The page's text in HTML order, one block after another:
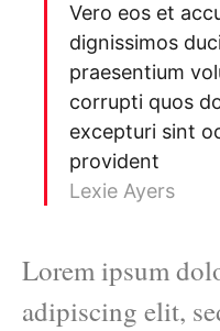
Vero eos et
dignissimos
praesentium
corrupti quos
excepturi sint
provident
Lexie Ayers
Lorem ipsum
adipiscing elit,